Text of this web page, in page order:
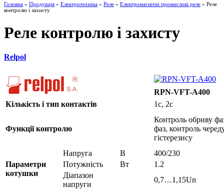
Головна » Продукція » Електротехніка » Реле » Електромагнітні промислові реле » Реле
контролю і захисту
Реле контролю і захисту
Relpol
RPN-VFT-A400
Кількість і тип контактів
1c, 2c
Функції контролю
Контроль обриву
фаз, контроль
гістерезису
Параметри
котушки
Напруга B
400/230
Потужність
Вт
1.2
Діапазон
напруги
0,7…1,15Un